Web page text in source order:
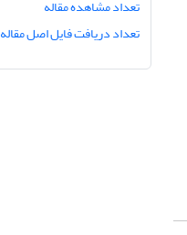
تعداد مشاهده مقاله
تعداد دریافت فایل اصل مقاله